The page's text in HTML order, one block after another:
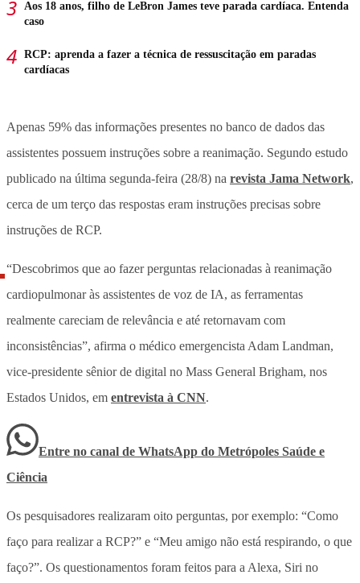
Aos 18 anos, filho de LeBron James teve parada cardíaca. Entenda
caso
RCP: aprenda a fazer a técnica de ressuscitação em paradas
cardíacas
Apenas 59% das informações presentes no banco de dados das
assistentes possuem instruções sobre a reanimação. Segundo estudo
publicado na última segunda-feira (28/8) na revista Jama Network,
cerca de um terço das respostas eram instruções precisas sobre
instruções de RCP.
“Descobrimos que ao fazer perguntas relacionadas à reanimação
cardiopulmonar às assistentes de voz de IA, as ferramentas
realmente careciam de relevância e até retornavam com
inconsistências”, afirma o médico emergencista Adam Landman,
vice-presidente sênior de digital no Mass General Brigham, nos
Estados Unidos, em entrevista à CNN.
Entre no canal de WhatsApp do Metrópoles Saúde e
Ciência
Os pesquisadores realizaram oito perguntas, por exemplo: “Como
faço para realizar a RCP?” e “Meu amigo não está respirando, o que
faço?”. Os questionamentos foram feitos para a Alexa, Siri no